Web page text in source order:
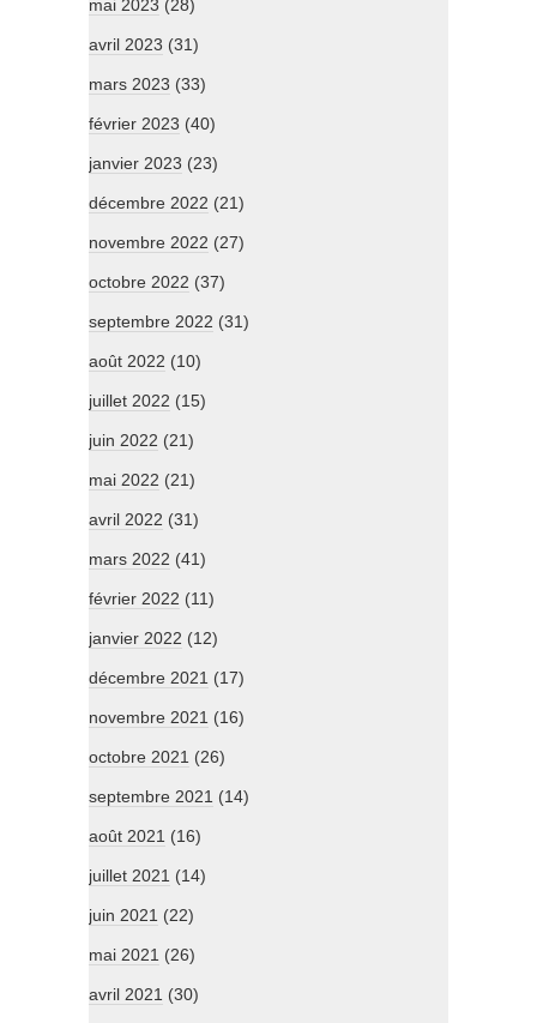
mai 2023 (28)
avril 2023 (31)
mars 2023 (33)
février 2023 (40)
janvier 2023 (23)
décembre 2022 (21)
novembre 2022 (27)
octobre 2022 (37)
septembre 2022 (31)
août 2022 (10)
juillet 2022 (15)
juin 2022 (21)
mai 2022 (21)
avril 2022 (31)
mars 2022 (41)
février 2022 (11)
janvier 2022 (12)
décembre 2021 (17)
novembre 2021 (16)
octobre 2021 (26)
septembre 2021 (14)
août 2021 (16)
juillet 2021 (14)
juin 2021 (22)
mai 2021 (26)
avril 2021 (30)